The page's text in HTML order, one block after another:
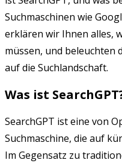
Suchmaschinen wie
erklären wir Ihnen alles,
müssen, und beleuchten
auf die Suchlandschaft.
Was ist
SearchGPT ist eine von
Suchmaschine, die auf
Im Gegensatz zu